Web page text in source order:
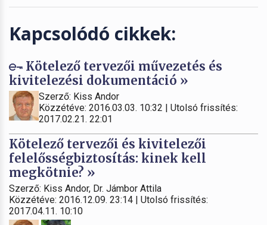
Kapcsolódó cikkek:
Kötelező tervezői művezetés és
kivitelezési dokumentáció »
Szerző: Kiss Andor
Közzétéve: 2016.03.03. 10:32 | Utolsó frissítés:
2017.02.21. 22:01
Kötelező tervezői és kivitelezői
felelősségbiztosítás: kinek kell
megkötnie? »
Szerző: Kiss Andor, Dr. Jámbor Attila
Közzétéve: 2016.12.09. 23:14 | Utolsó frissítés:
2017.04.11. 10:10